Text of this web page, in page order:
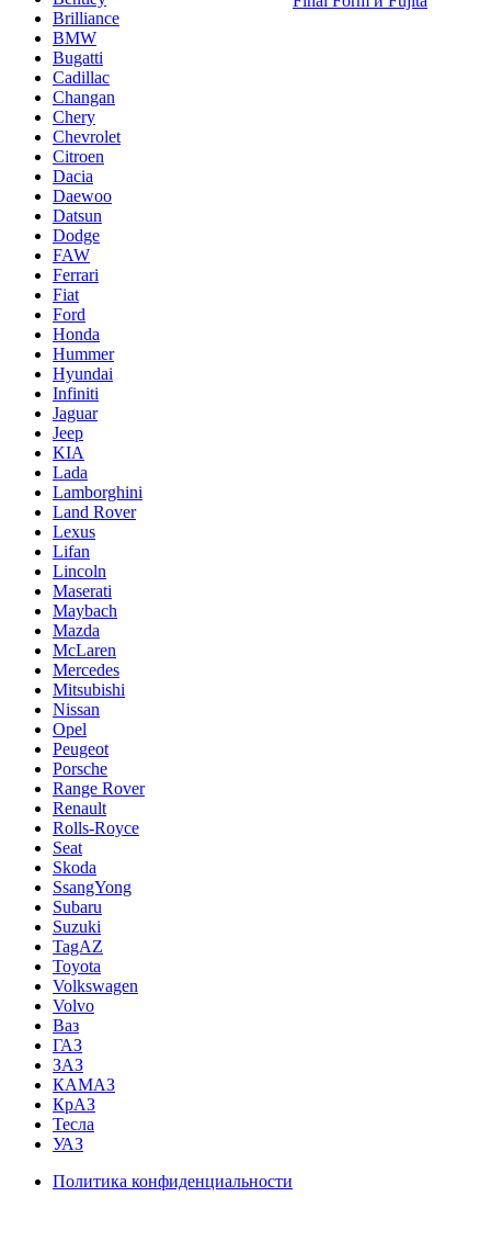
Brilliance
BMW
Bugatti
Cadillac
Changan
Chery
Chevrolet
Citroen
Dacia
Daewoo
Datsun
Dodge
FAW
Ferrari
Fiat
Ford
Honda
Hummer
Hyundai
Infiniti
Jaguar
Jeep
KIA
Lada
Lamborghini
Land Rover
Lexus
Lifan
Lincoln
Maserati
Maybach
Mazda
McLaren
Mercedes
Mitsubishi
Nissan
Opel
Peugeot
Porsche
Range Rover
Renault
Rolls-Royce
Seat
Skoda
SsangYong
Subaru
Suzuki
TagAZ
Toyota
Volkswagen
Volvo
Ваз
ГАЗ
ЗАЗ
КАМАЗ
КрАЗ
Тесла
УАЗ
Политика конфиденциальности